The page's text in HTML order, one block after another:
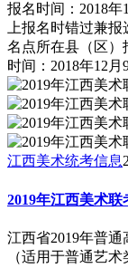
报名时间：2018年
上报名时错过兼报
名点所在县（区）
时间：2018年12月
江西美术统考信息
2019年江西美术联
江西省2019年普
（适用于普通艺